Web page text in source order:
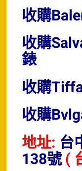
收購
收購
錶
收購
收購
地址: 台
138號(